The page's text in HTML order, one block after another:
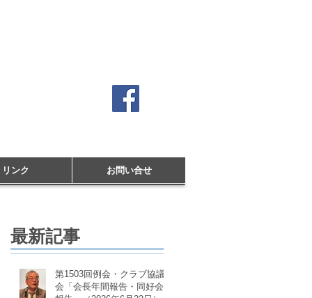
リンク お問い合せ
最新記事
第1503回例会・クラブ協議
会「会長年間報告・同好会